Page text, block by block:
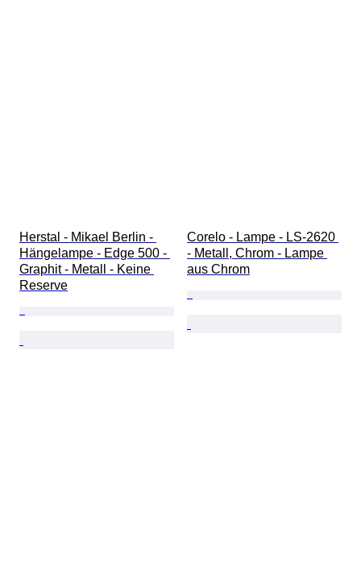
Herstal - Mikael Berlin -
Hängelampe - Edge 500 -
Graphit - Metall - Keine
Reserve
Corelo - Lampe - LS-2620
- Metall, Chrom - Lampe
aus Chrom